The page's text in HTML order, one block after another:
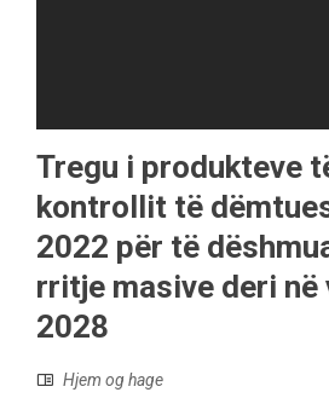
Tregu i produkteve
kontrollit të
2022 për të
rritje masive deri në
2028
Hjem og hage